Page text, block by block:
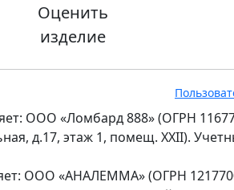
Оценить
изделие
ООО «Ломбард 888» (ОГРН
д.17, этаж 1, помещ. XXII).
ООО «АНАЛЕММА» (ОГРН